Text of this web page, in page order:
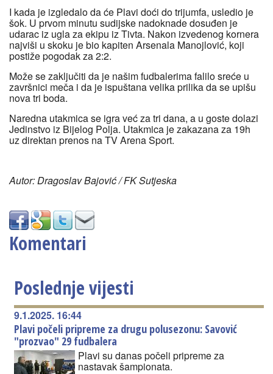
I kada je izgledalo da će Plavi doći do trijumfa, usledio je
šok. U prvom minutu sudijske nadoknade dosuđen je
udarac iz ugla za ekipu iz Tivta. Nakon izvedenog kornera
najviši u skoku je bio kapiten Arsenala Manojlović, koji
postiže pogodak za 2:2.
Može se zaključiti da je našim fudbalerima falilo sreće u
završnici meča i da je ispuštana velika prilika da se upišu
nova tri boda.
Naredna utakmica se igra već za tri dana, a u goste dolazi
Jedinstvo iz Bijelog Polja. Utakmica je zakazana za 19h
uz direktan prenos na TV Arena Sport.
Autor: Dragoslav Bajović / FK Sutjeska
Komentari
Poslednje vijesti
9.1.2025. 16:44
Plavi počeli pripreme za drugu polusezonu: Savović
"prozvao" 29 fudbalera
Plavi su danas počeli pripreme za
nastavak šampionata.